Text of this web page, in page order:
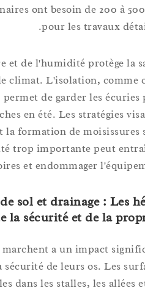
ont besoin de 200
pour les travaux
et de l'humidité protège
le climat. L'isolation,
permet de garder les
en été. Les stratégies
et la formation de
trop importante peut
et endommager
de sol et drainage :
de la sécurité et de la
marchent a un impact
la sécurité de leurs os. Les
dans les stalles, les